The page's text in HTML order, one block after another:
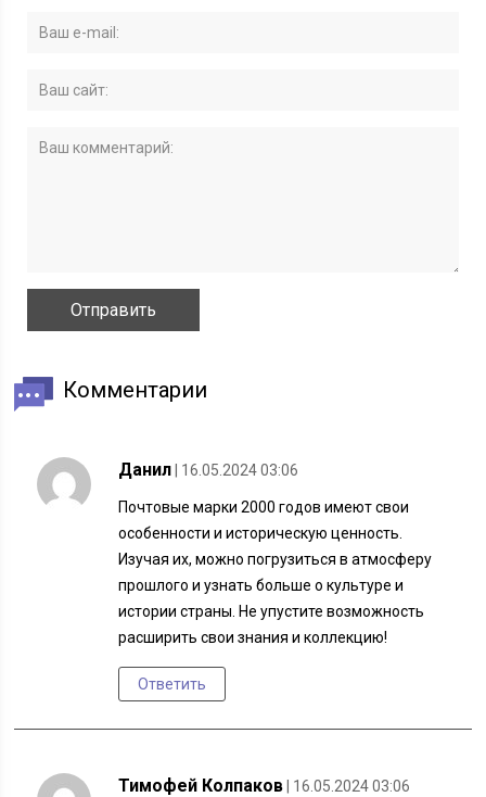
Комментарии
Данил | 16.05.2024 03:06
Почтовые марки 2000 годов имеют свои
особенности и историческую ценность.
Изучая их, можно погрузиться в атмосферу
прошлого и узнать больше о культуре и
истории страны. Не упустите возможность
расширить свои знания и коллекцию!
Ответить
Тимофей Колпаков | 16.05.2024 03:06